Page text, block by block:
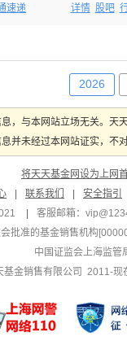
速递 详情 股吧
2026
，与本网站立场无关。
并未经过本网站证实，
将天天基金网设为上网
联系我们
安全指引
客服邮箱：
批准的基金销售机构
中国证监会上海监管
基金销售有限公司 2011-